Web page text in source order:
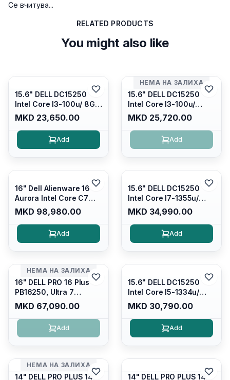
Се вчитува...
RELATED PRODUCTS
You might also like
15.6" DELL DC15250
Intel Core I3-100u/ 8GB
DDR4/ 512GB SSD M.2/
Iris Xe Graphics/ 120Hz
Anti-glare LED Display/
Backlit Kb/ Platinum
MKD 23,650.00
Add
НЕМА НА ЗАЛИХА
15.6" DELL DC15250
Intel Core I3-100u/
16GB DDR4/ 512GB SSD
M.2/ Iris Xe Graphics/
120Hz Anti-glare LED
Display/ Backlit Kb/
MKD 25,720.00
Add
16" Dell Alienware 16
Aurora Intel Core C7
240H /16GB RAM DDR5
5600mhz/ 1TB SSD M.2
Nvme/rtx4050 6GB/
Wqxga(2560x1600)
Win 11 Home/
MKD 98,980.00
Add
15.6" DELL DC15250
Intel Core I7-1355u/
16GB DDR4 / 512GB SSD
M.2 2230/ Intel UHD
Graphics/ 120Hz Anti-
glare FULLHD LED
MKD 34,990.00
Add
НЕМА НА ЗАЛИХА
16" DELL PRO 16 Plus
PB16250, Ultra 7
265U/16GB RAM (1x
16GB) 5600 Mhz DDR5/
512GB SSD M.2 Nvme/
/cam+mic,bt/backlit KB
MKD 67,090.00
Add
15.6" DELL DC15250
Intel Core I5-1334u/
16GB DDR4 (1x16gb
2666mhz)/ 512GB SSD
M.2 Nvme/ Intel UHD
Graphics/ 120Hz Anti-
MKD 30,790.00
Add
НЕМА НА ЗАЛИХА
14" DELL PRO PLUS 14
14" DELL PRO PLUS 14